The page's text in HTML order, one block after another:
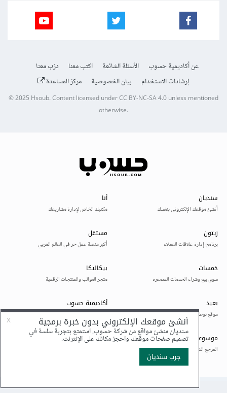
عن أكاديمية حسوب الأسئلة الشائعة اكتب معنا
درّب معنا
إرشادات الاستخدام
بيان الخصوصية مركز المساعدة
© 2025Hsoub.Content licensed underCC BY-NC-SA 4.0unless mentioned
otherwise.